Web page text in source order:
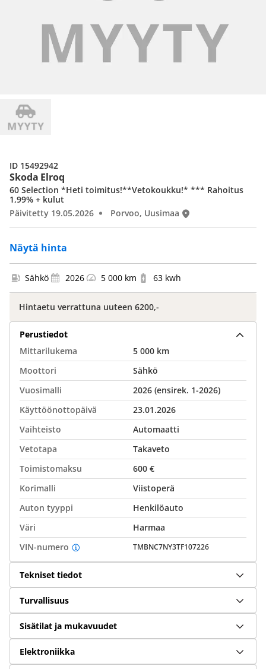
Skoda Elroq
Näytä hinta
60 Selection *Heti toimitus!**Vetokoukku!* *** Rahoitus
1,99% + kulut
Päivitetty 19.05.2026
Porvoo, Uusimaa
ID 15492942
Sähkö 2026 5 000 km 63 kwh
Hintaetu verrattuna uuteen 6200,-
Perustiedot
Mittarilukema
5 000 km
Moottori
Sähkö
Vuosimalli
2026 (ensirek. 1-2026)
Käyttöönottopäivä
23.01.2026
Vaihteisto
Automaatti
Vetotapa
Takaveto
Toimistomaksu
600 €
Korimalli
Viistoperä
Auton tyyppi
Henkilöauto
Väri
Harmaa
VIN-numero
TMBNC7NY3TF107226
Tekniset tiedot
Turvallisuus
Sisätilat ja mukavuudet
Elektroniikka